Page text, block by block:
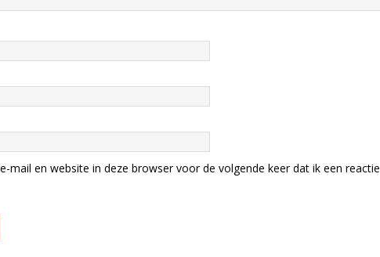
mail en website in deze browser voor de volgende keer dat ik een reactie